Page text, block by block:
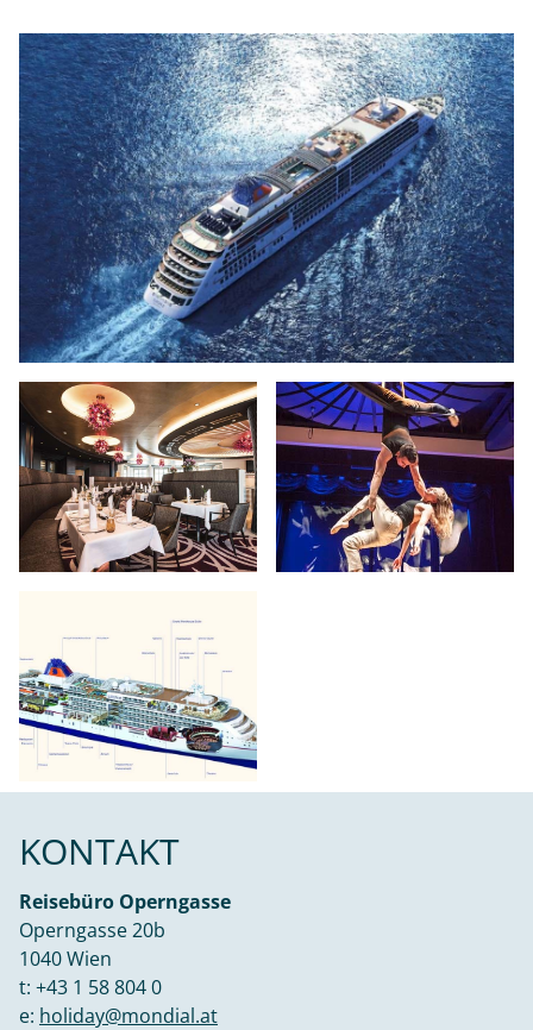
KONTAKT
Reisebüro Operngasse
Operngasse 20b
1040 Wien
t: +43 1 58 804 0
e: holiday@mondial.at